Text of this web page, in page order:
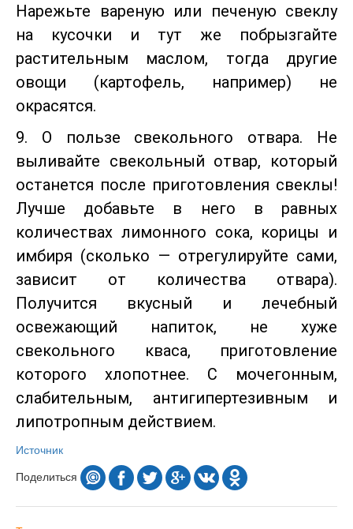
Нарежьте вареную или печеную свеклу
на кусочки и тут же побрызгайте
растительным маслом, тогда другие
овощи (картофель, например) не
окрасятся.
9. О пользе свекольного отвара. Не
выливайте свекольный отвар, который
останется после приготовления свеклы!
Лучше добавьте в него в равных
количествах лимонного сока, корицы и
имбиря (сколько — отрегулируйте сами,
зависит от количества отвара).
Получится вкусный и лечебный
освежающий напиток, не хуже
свекольного кваса, приготовление
которого хлопотнее. С мочегонным,
слабительным, антигипертезивным и
липотропным действием.
Источник
Поделиться